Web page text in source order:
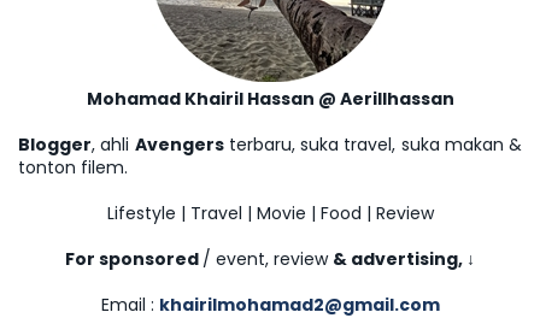
Mohamad Khairil Hassan @ Aerillhassan
Blogger, ahli Avengersterbaru, suka travel, suka makan &
tonton filem.
Lifestyle | Travel | Movie | Food | Review
For sponsored / event, review & advertising, ↓
Email : khairilmohamad2@gmail.com